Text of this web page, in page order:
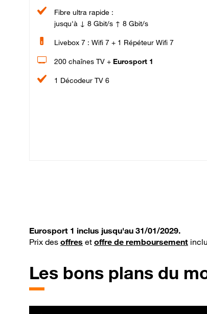
Fibre ultra rapide :
jusqu'à ↓ 8 Gbit/s ↑ 8 Gbit/s
Livebox 7 : Wifi 7 + 1 Répéteur Wifi 7
200 chaînes TV + Eurosport 1
1 Décodeur TV 6
Eurosport 1 inclus jusqu'au 31/01/2029.
Prix des offres et offre de remboursement
Les bons plans du